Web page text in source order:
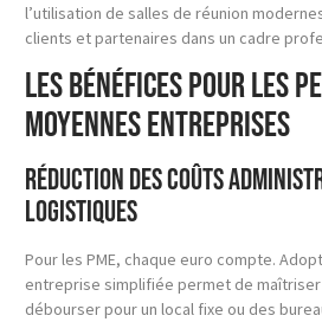
l’utilisation de salles de réunion
clients et partenaires dans un cadre
Les bénéfices pour les
moyennes entreprises
Réduction des coûts
logistiques
Pour les PME, chaque euro compte.
entreprise simplifiée permet de
débourser pour un local fixe ou des